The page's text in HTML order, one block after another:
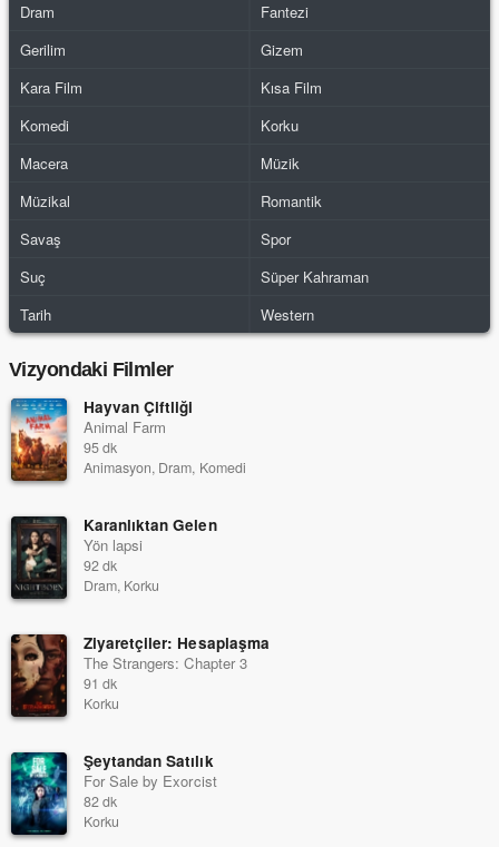
Dram
Fantezi
Gerilim
Gizem
Kara Film
Kısa Film
Komedi
Korku
Macera
Müzik
Müzikal
Romantik
Savaş
Spor
Suç
Süper Kahraman
Tarih
Western
Vizyondaki Filmler
Hayvan Çiftliği
Animal Farm
95 dk
Animasyon, Dram, Komedi
Karanlıktan Gelen
Yön lapsi
92 dk
Dram, Korku
Ziyaretçiler: Hesaplaşma
The Strangers: Chapter 3
91 dk
Korku
Şeytandan Satılık
For Sale by Exorcist
82 dk
Korku